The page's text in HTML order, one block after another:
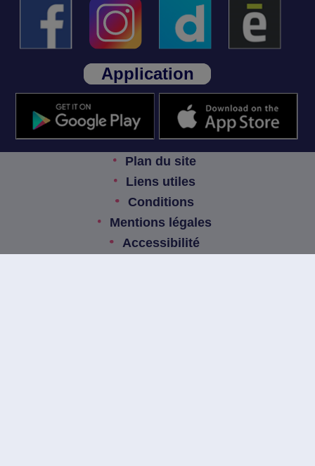
Application
Plan du site
Liens utiles
Conditions
Mentions légales
Accessibilité